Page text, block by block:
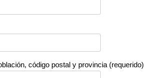
código postal y provincia (requerido)